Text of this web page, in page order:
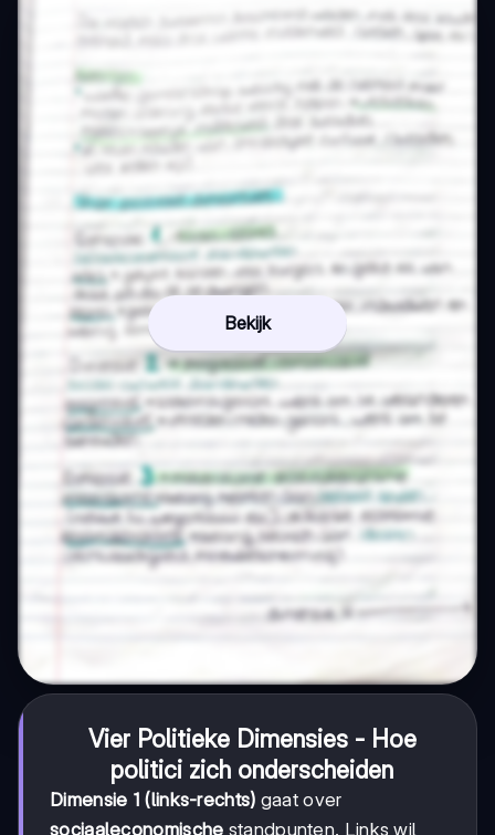
Bekijk
Vier Politieke Dimensies - Hoe
politici zich onderscheiden
Dimensie 1 (links-rechts) gaat over
sociaaleconomische standpunten. Links wil